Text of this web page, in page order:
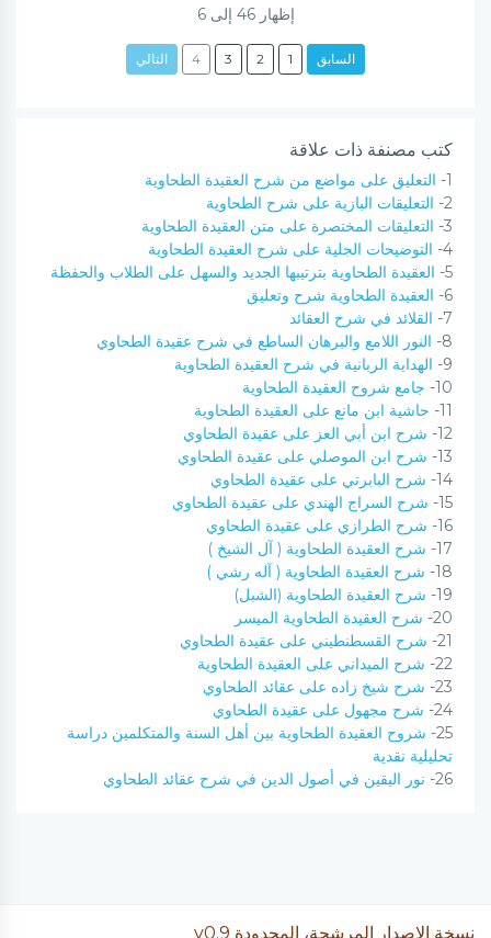
إظهار46 إلى6
السابق 1
2
3
4 التالي
كتب مصنفة ذات علاقة
1- التعليق على مواضع من شرح العقيدة الطحاوية
2- التعليقات البازية على شرح الطحاوية
3- التعليقات المختصرة على متن العقيدة الطحاوية
4- التوضيحات الجلية على شرح العقيدة الطحاوية
5- العقيدة الطحاوية بترتيبها الجديد والسهل على الطلاب والحفظة
6-
العقيدة الطحاوية شرح وتعليق
7-
القلائد في شرح العقائد
8-
النور اللامع والبرهان الساطع في شرح عقيدة الطحاوي
9-
الهداية الربانية في شرح العقيدة الطحاوية
10- جامع شروح العقيدة الطحاوية
11- حاشية ابن مانع على العقيدة الطحاوية
12- شرح ابن أبي العز على عقيدة الطحاوي
13- شرح ابن الموصلي على عقيدة الطحاوي
14- شرح البابرتي على عقيدة الطحاوي
15- شرح السراج الهندي على عقيدة الطحاوي
16- شرح الطرازي على عقيدة الطحاوي
17- شرح العقيدة الطحاوية ( آل الشيخ )
18- شرح العقيدة الطحاوية ( آله رشي )
19- شرح العقيدة الطحاوية (الشبل)
20- شرح العقيدة الطحاوية الميسر
21- شرح القسطنطيني على عقيدة الطحاوي
22- شرح الميداني على العقيدة الطحاوية
23- شرح شيخ زاده على عقائد الطحاوي
24- شرح مجهول على عقيدة الطحاوي
25- شروح العقيدة الطحاوية بين أهل السنة والمتكلمين دراسة
تحليلية نقدية
26- نور اليقين في أصول الدين في شرح عقائد الطحاوي
نسخة الإصدار المرشحة، المحدودة v0.9